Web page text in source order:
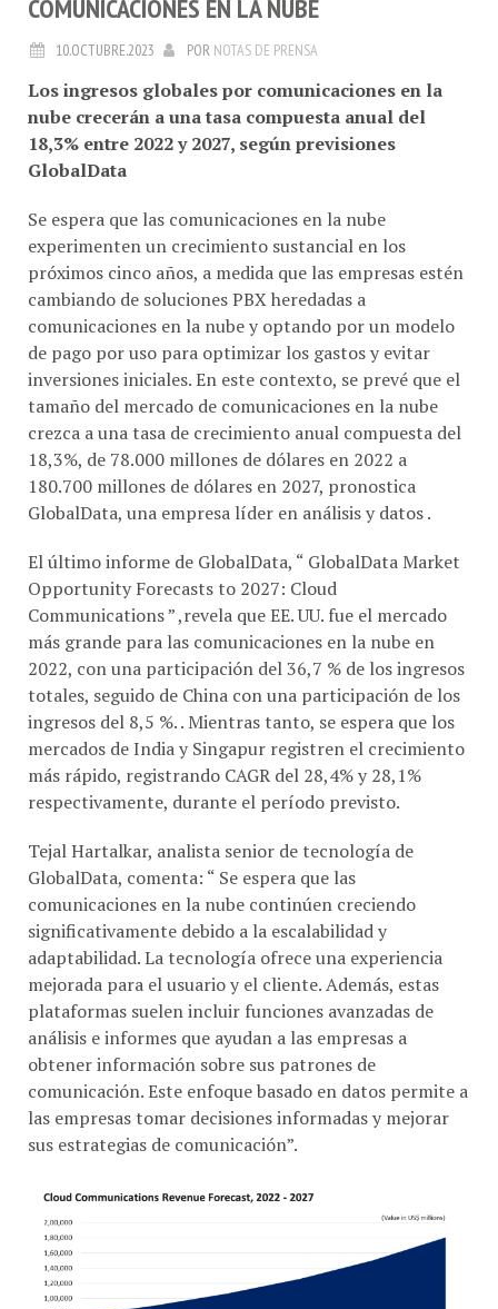
10.OCTUBRE.2023 PORNOTAS DE PRENSA
Los ingresos globales por comunicaciones en la
nube crecerán a una tasa compuesta anual del
18,3% entre 2022 y 2027, según previsiones
GlobalData
experimenten un crecimiento sustancial en los
próximos cinco años, a medida que las empresas estén
cambiando de soluciones PBX heredadas a
comunicaciones en la nube y optando por un modelo
de pago por uso para optimizar los gastos y evitar
inversiones iniciales. En este contexto, se prevé que el
tamaño del mercado de comunicaciones en la nube
crezca a una tasa de crecimiento anual compuesta del
18,3%, de 78.000 millones de dólares en 2022 a
180.700 millones de dólares en 2027, pronostica
GlobalData, una empresa líder en análisis y datos .
Opportunity Forecasts to 2027: Cloud
Communications ” ,revela que EE. UU. fue el mercado
más grande para las comunicaciones en la nube en
2022, con una participación del 36,7 % de los ingresos
totales, seguido de China con una participación de los
ingresos del 8,5 %. . Mientras tanto, se espera que los
mercados de India y Singapur registren el crecimiento
más rápido, registrando CAGR del 28,4% y 28,1%
respectivamente, durante el período previsto.
GlobalData, comenta: “ Se espera que las
comunicaciones en la nube continúen creciendo
significativamente debido a la escalabilidad y
adaptabilidad. La tecnología ofrece una experiencia
mejorada para el usuario y el cliente. Además, estas
plataformas suelen incluir funciones avanzadas de
análisis e informes que ayudan a las empresas a
obtener información sobre sus patrones de
comunicación. Este enfoque basado en datos permite a
las empresas tomar decisiones informadas y mejorar
sus estrategias de comunicación”.